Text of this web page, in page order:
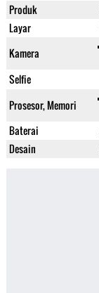
Produk
Layar
Kamera
Selfie
Prosesor, Memori
Baterai
Desain